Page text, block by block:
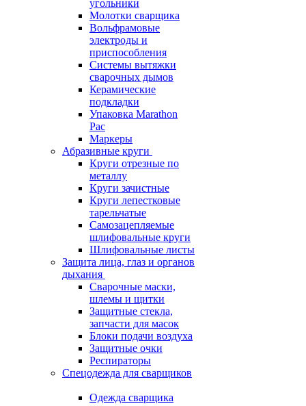
угольники
Молотки сварщика
Вольфрамовые
электроды и
приспособления
Системы вытяжки
сварочных дымов
Керамические
подкладки
Упаковка Marathon
Pac
Маркеры
Абразивные круги
Круги отрезные по
металлу
Круги зачистные
Круги лепестковые
тарельчатые
Самозацепляемые
шлифовальные круги
Шлифовальные листы
Защита лица, глаз и органов
дыхания
Сварочные маски,
шлемы и щитки
Защитные стекла,
запчасти для масок
Блоки подачи воздуха
Защитные очки
Респираторы
Спецодежда для сварщиков
Одежда сварщика